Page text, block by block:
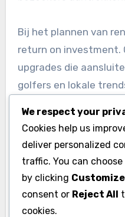
Bij het plannen van
return on investment.
upgrades die
golfers en lokale
aantrekkingskracht
klantervaring
We respect your
Cookies help us
deliver personalized
traffic. You can
by clicking Customize
consent or Reject All
cookies.